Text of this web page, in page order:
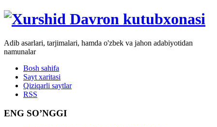
Adib asarlari, tarjimalari, hamda o'zbek va jahon adabiyotidan
namunalar
Bosh sahifa
Sayt xaritasi
Qiziqarli saytlar
RSS
ENG SO’NGGI